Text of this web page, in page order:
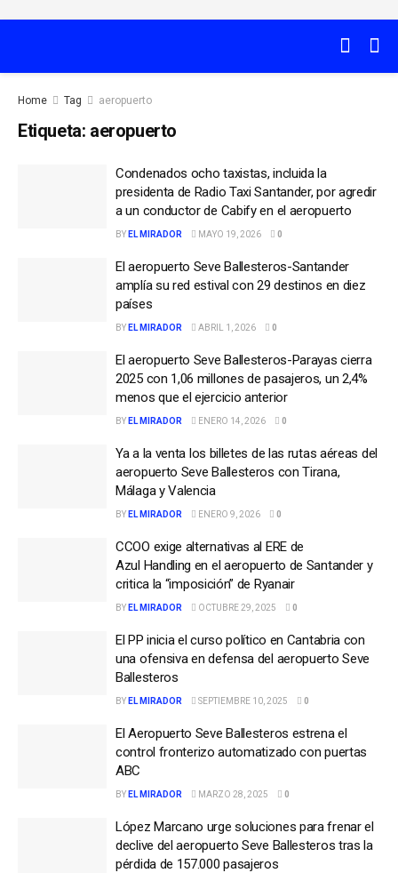
Home Tag aeropuerto
Etiqueta: aeropuerto
Condenados ocho taxistas, incluida la
presidenta de Radio Taxi Santander, por agredir
a un conductor de Cabify en el aeropuerto
BY EL MIRADOR MAYO 19, 2026 0
El aeropuerto Seve Ballesteros-Santander
amplía su red estival con 29 destinos en diez
países
BY EL MIRADOR ABRIL 1, 2026 0
El aeropuerto Seve Ballesteros-Parayas cierra
2025 con 1,06 millones de pasajeros, un 2,4%
menos que el ejercicio anterior
BY EL MIRADOR ENERO 14, 2026 0
Ya a la venta los billetes de las rutas aéreas del
aeropuerto Seve Ballesteros con Tirana,
Málaga y Valencia
BY EL MIRADOR ENERO 9, 2026 0
CCOO exige alternativas al ERE de
Azul Handling en el aeropuerto de Santander y
critica la “imposición” de Ryanair
BY EL MIRADOR OCTUBRE 29, 2025 0
El PP inicia el curso político en Cantabria con
una ofensiva en defensa del aeropuerto Seve
Ballesteros
BY EL MIRADOR SEPTIEMBRE 10, 2025 0
El Aeropuerto Seve Ballesteros estrena el
control fronterizo automatizado con puertas
ABC
BY EL MIRADOR MARZO 28, 2025 0
López Marcano urge soluciones para frenar el
declive del aeropuerto Seve Ballesteros tras la
pérdida de 157.000 pasajeros